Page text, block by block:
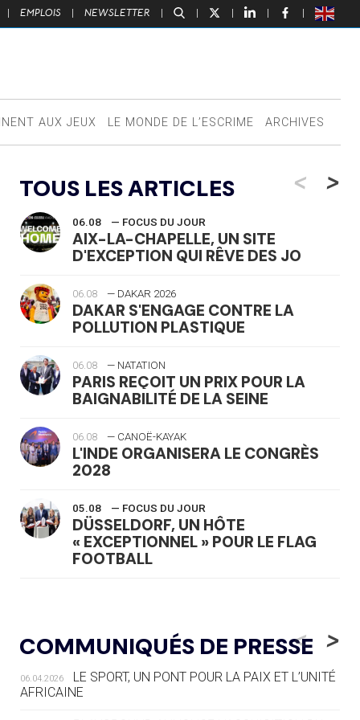
| EMPLOIS | NEWSLETTER | | | | |
AUX JEUX LE MONDE DE L’ESCRIME ARCHIVES
TOUS LES ARTICLES <
06.08 — FOCUS DU JOUR
AIX-LA-CHAPELLE, UN SITE
D'EXCEPTION QUI RÊVE DES JO
06.08 — DAKAR 2026
DAKAR S'ENGAGE CONTRE LA
POLLUTION PLASTIQUE
06.08 — NATATION
PARIS REÇOIT UN PRIX POUR LA
BAIGNABILITÉ DE LA SEINE
06.08 — CANOË-KAYAK
L'INDE ORGANISERA LE CONGRÈS
2028
05.08 — FOCUS DU JOUR
DÜSSELDORF, UN HÔTE
« EXCEPTIONNEL » POUR LE FLAG
FOOTBALL
LE RÊVE DE VOIR LA LUGE ALPINE
AUX JO « N'EST PAS FINI »
05.08 — TIR À L'ARC
DES MONDIAUX À BRISBANE SUR LA
>
COMMUNIQUÉS DE PRESSE
<
06.04.2026
LE SPORT, UN PONT POUR LA PAIX ET L’UNITÉ
AFRICAINE
>